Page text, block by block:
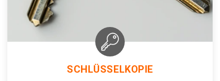
SCHLÜSSELKOPIE